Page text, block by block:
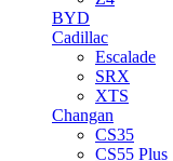
BYD
Cadillac
Escalade
SRX
XTS
Changan
CS35
CS55 Plus